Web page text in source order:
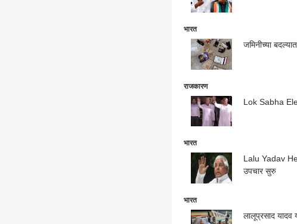
भारत
जमिनीच्या
राजकारण
Lok Sabha
भारत
Lalu Yadav
उपचार सुरु
भारत
लालूप्रसाद यादव